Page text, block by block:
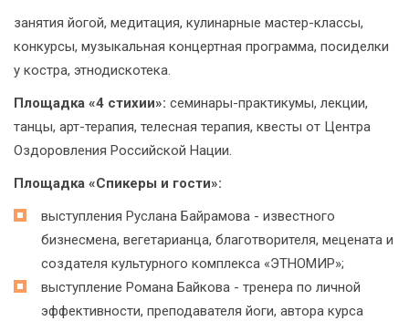
занятия йогой, медитация, кулинарные мастер-классы,
конкурсы, музыкальная концертная программа, посиделки
у костра, этнодискотека.
Площадка «4 стихии»: семинары-практикумы, лекции,
танцы, арт-терапия, телесная терапия, квесты от Центра
Оздоровления Российской Нации.
Площадка «Спикеры и гости»:
выступления Руслана Байрамова - известного
бизнесмена, вегетарианца, благотворителя, мецената и
создателя культурного комплекса «ЭТНОМИР»;
выступление Романа Байкова - тренера по личной
эффективности, преподавателя йоги, автора курса